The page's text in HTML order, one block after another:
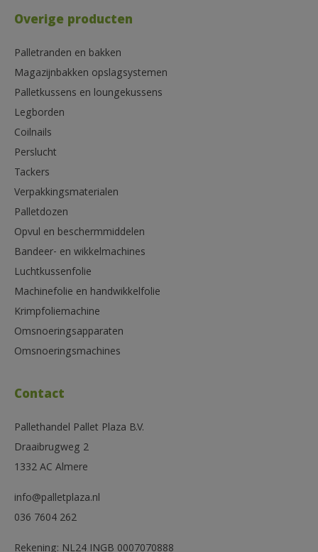
Overige producten
Palletranden en bakken
Magazijnbakken opslagsystemen
Palletkussens en loungekussens
Legborden
Coilnails
Perslucht
Tackers
Verpakkingsmaterialen
Palletdozen
Opvul en beschermmiddelen
Bandeer- en wikkelmachines
Luchtkussenfolie
Machinefolie en handwikkelfolie
Krimpfoliemachine
Omsnoeringsapparaten
Omsnoeringsmachines
Contact
Pallethandel Pallet Plaza B.V.
Draaibrugweg 2
1332 AC Almere
info@palletplaza.nl
036 7604 262